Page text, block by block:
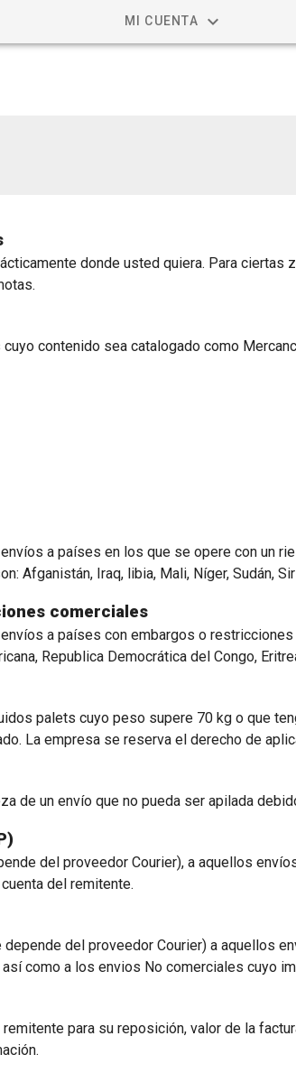
MI CUENTA
donde usted quiera. Para
contenido sea catalogado como
a países en los que se opere con un
Afganistán, Iraq, libia, Mali, Níger, Sudán,
comerciales
a países con embargos o
Republica Democrática del Congo,
palets cuyo peso supere 70 kg o que
La empresa se reserva el derecho de
de un envío que no pueda ser apilada
del proveedor Courier), a aquellos
del remitente.
del proveedor Courier) a aquellos
como a los envios No comerciales cuyo
para su reposición, valor de la